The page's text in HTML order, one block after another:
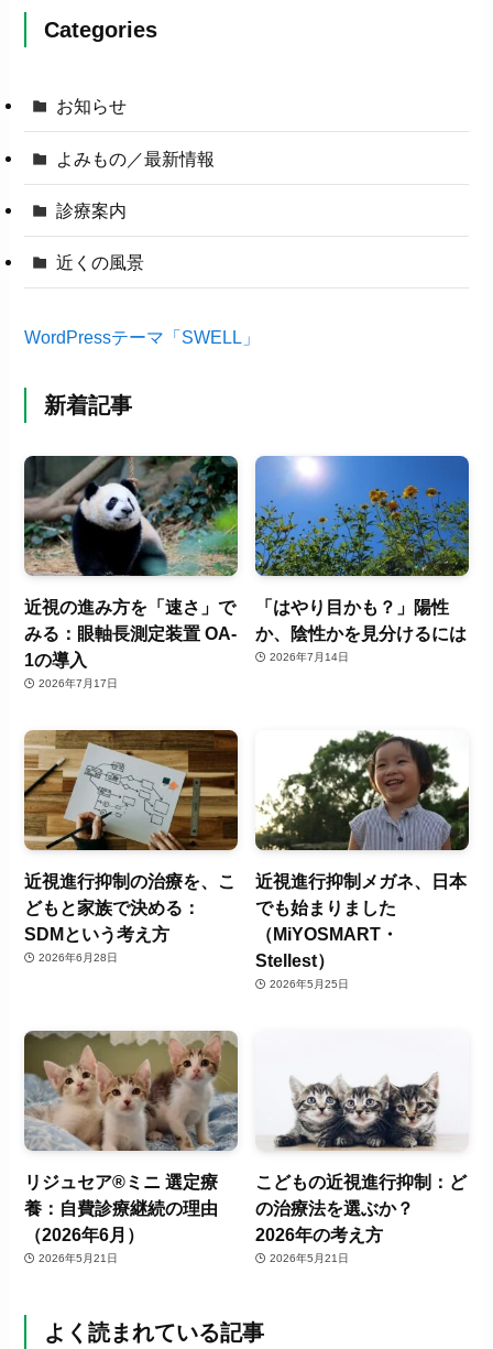
Categories
お知らせ
よみもの／最新情報
診療案内
近くの風景
WordPressテーマ「SWELL」
新着記事
近視の進み方を「速さ」で
みる：眼軸長測定装置 OA-
1の導入
2026年7月17日
「はやり目かも？」陽性
か、陰性かを見分けるには
2026年7月14日
近視進行抑制の治療を、こ
どもと家族で決める：
SDMという考え方
2026年6月28日
近視進行抑制メガネ、日本
でも始まりました
（MiYOSMART・
Stellest）
2026年5月25日
リジュセア®ミニ 選定療
養：自費診療継続の理由
（2026年6月）
2026年5月21日
こどもの近視進行抑制：ど
の治療法を選ぶか？
2026年の考え方
2026年5月21日
よく読まれている記事